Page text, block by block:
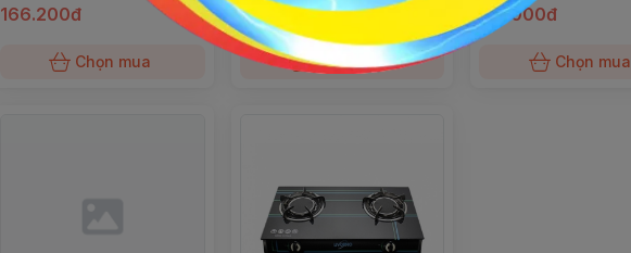
166.200đ
Chọn mua
579.600đ
Chọn mua
174.000đ
Chọn mua